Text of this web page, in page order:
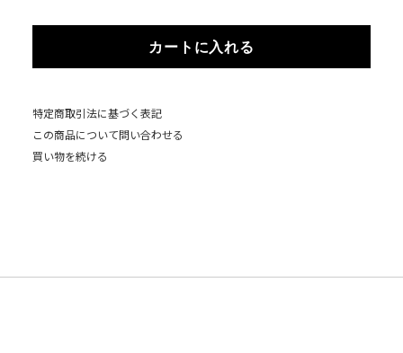
カートに入れる
特定商取引法に基づく表記
この商品について問い合わせる
買い物を続ける